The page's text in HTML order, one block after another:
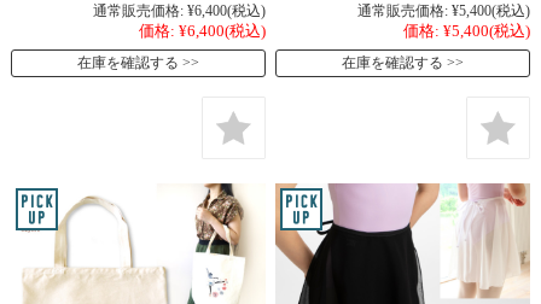
通常販売価格: ¥6,400(税込)
価格: ¥6,400(税込)
在庫を確認する
通常販売価格: ¥5,400(税込)
価格: ¥5,400(税込)
在庫を確認する